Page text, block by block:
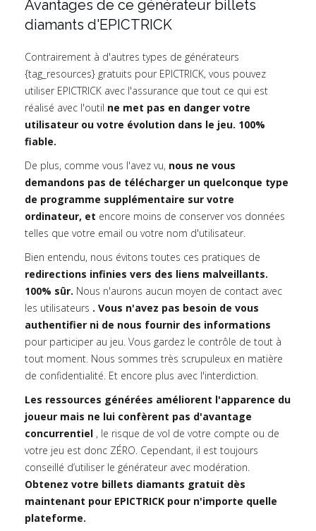
Avantages de ce générateur billets
diamants d'EPICTRICK
Contrairement à d'autres types de générateurs
{tag_resources} gratuits pour EPICTRICK, vous pouvez
utiliser EPICTRICK avec l'assurance que tout ce qui est
réalisé avec l'outil ne met pas en danger votre
utilisateur ou votre évolution dans le jeu. 100%
fiable.
De plus, comme vous l'avez vu, nous ne vous
demandons pas de télécharger un quelconque type
de programme supplémentaire sur votre
ordinateur, et encore moins de conserver vos données
telles que votre email ou votre nom d'utilisateur.
Bien entendu, nous évitons toutes ces pratiques de
redirections infinies vers des liens malveillants.
100% sûr. Nous n'aurons aucun moyen de contact avec
les utilisateurs . Vous n'avez pas besoin de vous
authentifier ni de nous fournir des informations
pour participer au jeu. Vous gardez le contrôle de tout à
tout moment. Nous sommes très scrupuleux en matière
de confidentialité. Et encore plus avec l'interdiction.
Les ressources générées améliorent l'apparence du
joueur mais ne lui confèrent pas d'avantage
concurrentiel , le risque de vol de votre compte ou de
votre jeu est donc ZÉRO. Cependant, il est toujours
conseillé d’utiliser le générateur avec modération.
Obtenez votre billets diamants gratuit dès
maintenant pour EPICTRICK pour n'importe quelle
plateforme.